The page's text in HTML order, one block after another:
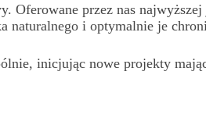
Oferowane przez nas najwyższej
naturalnego i optymalnie je
inicjując nowe projekty